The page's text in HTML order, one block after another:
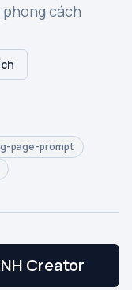
cách
page-prompt
Creator